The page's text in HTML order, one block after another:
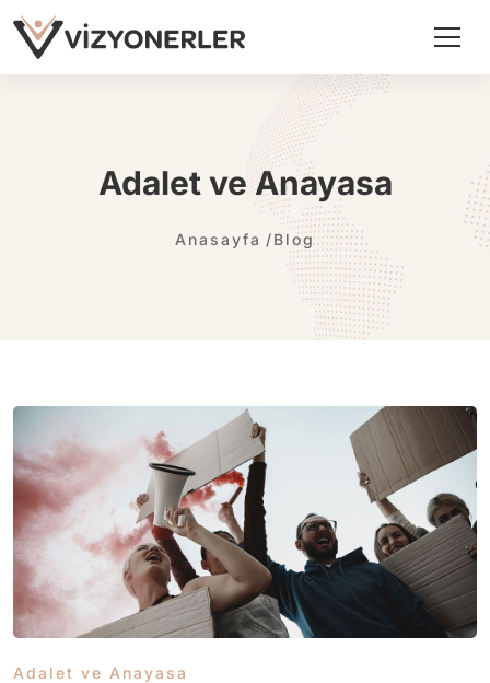
Adalet ve Anayasa
Anasayfa Blog
Adalet ve Anayasa